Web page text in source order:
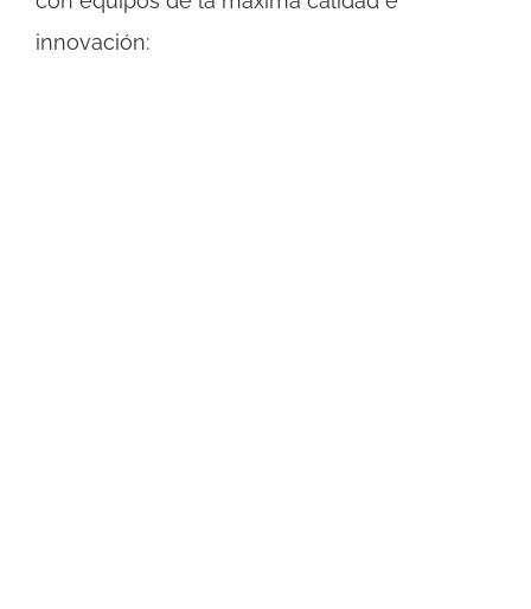
innovación: